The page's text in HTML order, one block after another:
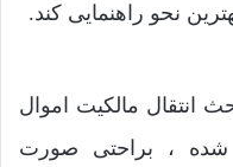
نحو راهنمایی کند.
انتقال مالکیت اموال
، براحتی صورت